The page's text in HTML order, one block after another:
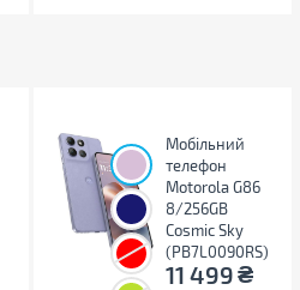
Мобільний
телефон
Motorola G86
8/256GB
Cosmic Sky
(PB7L0090RS)
11 499₴